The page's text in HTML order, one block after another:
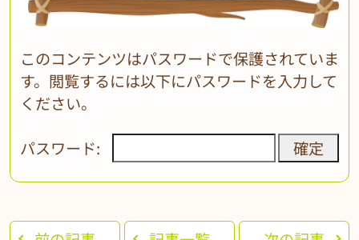
このコンテンツはパスワードで保護されていま
す。閲覧するには以下にパスワードを入力して
ください。
パスワード: